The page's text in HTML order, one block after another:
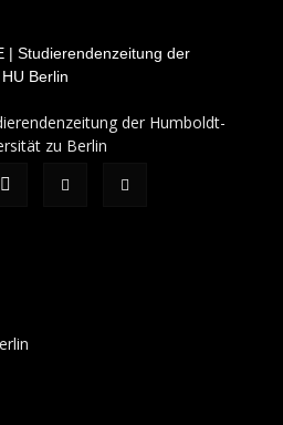
der Humboldt-
zu Berlin